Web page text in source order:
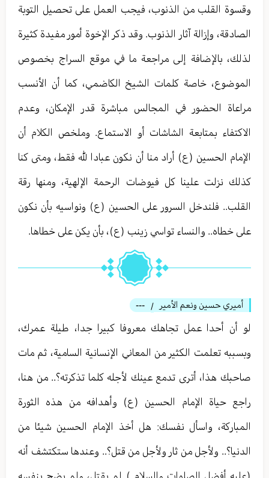
وقسوة القلب من الذنوب، فيجب العمل على تحصيل التوبة
الصادقة، وإزالة آثار الذنوب. وقد ذكر الإخوة أمور مفيدة كثيرة
لذلك، بالإضافة إلى مراجعة ما في موقع السراج بخصوص
الموضوع، خاصة كلمات الشيخ الكاضمي، كما أن الأنسب
مراعاة الحضور في المجالس مباشرة قدر الإمكان، وعدم
الاكتفاء بمتابعة الشاشات أو الاستماع. وملخص الكلام أن
الإمام الحسين (ع) أراد منا أن نكون عبادا لله فقط، ومتى كنا
كذلك نزلت علينا كل فيوضات الرحمة الإلهية، ومنها رقة
القلب.. فلندخل السرور على الحسين (ع) ونواسيه بأن نكون
على خطاه.. والنساء تواسي زينب (ع)، بأن يكن على خطاها.
أميري حسين ونعم الأمير /
---
لو أن أحدا عمل تجاهك معروفا كبيرا جدا، طيلة عمرك،
وبسببه تعلمت الكثير من المعاني الإنسانية السامية، ثم مات
صاحبك هذا، أترى تدمع عينك لأجله كلما تذكرته؟.. من هنا،
راجع حياة الإمام الحسين (ع) وأهدافه من هذه الثورة
المباركة، واسأل نفسك: هل أخذ الإمام الحسين شيئا من
الدنيا؟.. ولأجل من ثار ولأجل من قتل؟.. وعندها ستكتشف أنه